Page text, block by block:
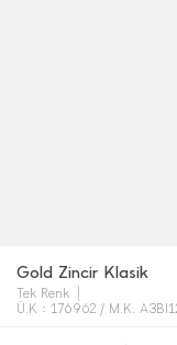
Gold Zincir Klasik
Tek Renk
Ü.K : 176962 / M.K.